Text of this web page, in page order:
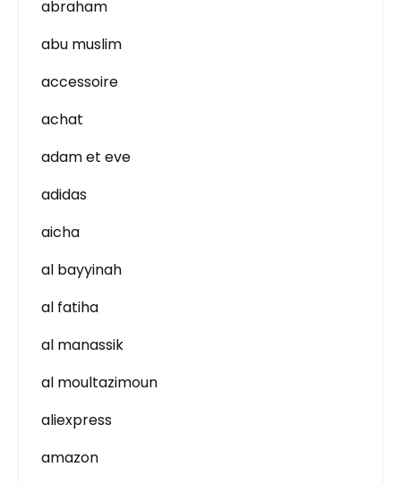
abraham
abu muslim
accessoire
achat
adam et eve
adidas
aicha
al bayyinah
al fatiha
al manassik
al moultazimoun
aliexpress
amazon